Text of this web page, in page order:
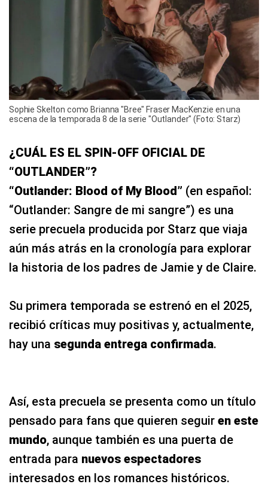
Sophie Skelton como Brianna "Bree" Fraser MacKenzie en una
escena de la temporada 8 de la serie "Outlander" (Foto: Starz)
¿CUÁL ES EL SPIN-OFF OFICIAL DE
“OUTLANDER”?
“Outlander: Blood of My Blood” (en español:
“Outlander: Sangre de mi sangre”) es una
serie precuela producida por Starz que viaja
aún más atrás en la cronología para explorar
la historia de los padres de Jamie y de Claire.
Su primera temporada se estrenó en el 2025,
recibió críticas muy positivas y, actualmente,
hay una segunda entrega confirmada.
Así, esta precuela se presenta como un título
pensado para fans que quieren seguir en este
mundo, aunque también es una puerta de
entrada para nuevos espectadores
interesados en los romances históricos.